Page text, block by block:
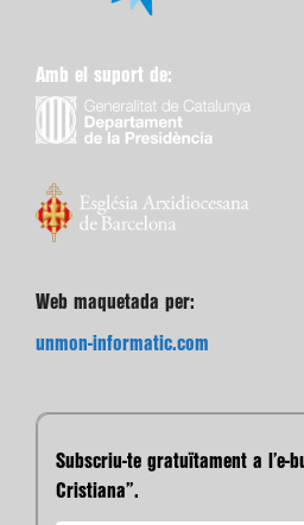
Amb el suport de:
Web maquetada per:
unmon-informatic.com
Subscriu-te gratuïtament a l’e-
Cristiana”.